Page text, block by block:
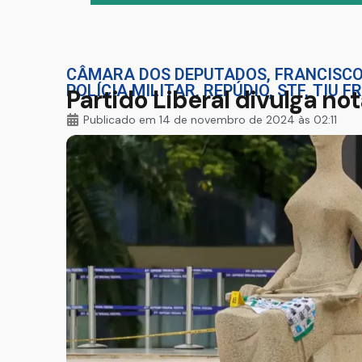
CÂMARA DOS DEPUTADOS,
POLÍCIA MILITAR,REPÚDIO,STF,TIU
Partido Liberal divulga
Publicado em 14 de novembro de 2024 às 02:11